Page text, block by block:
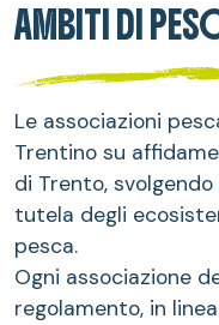
AMBITI DI
Le associazioni
Trentino su
di Trento,
tutela degli
pesca.
Ogni associazione
regolamento, in